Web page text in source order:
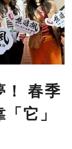
！ 春季
它」